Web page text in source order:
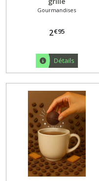
Gourmandises
2€95
Détails